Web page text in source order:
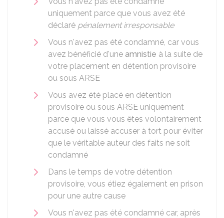
uniquement parce que vous avez été
déclaré pénalement irresponsable
Vous n'avez pas été condamné, car vous
avez bénéficié d'une amnistie à la suite de
votre placement en détention provisoire
ou sous ARSE
Vous avez été placé en détention
provisoire ou sous ARSE uniquement
parce que vous vous êtes volontairement
accusé ou laissé accuser à tort pour éviter
que le véritable auteur des faits ne soit
condamné
Dans le temps de votre détention
provisoire, vous étiez également en prison
pour une autre cause
Vous n'avez pas été condamné car, après